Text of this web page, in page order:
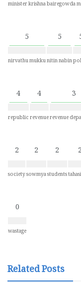
minister krishna bairegowda
5
nirvathu mukku
5
nitin nabin
4
republic
4
revenue
3
revenue
2
society
2
sowmya
2
students
2
0
wastage
Related Posts